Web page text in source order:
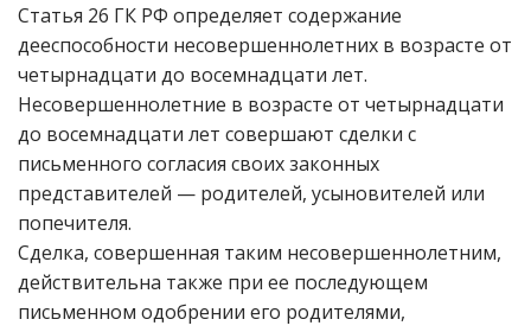
Статья 26 ГК РФ определяет содержание
дееспособности несовершеннолетних в возрасте от
четырнадцати до восемнадцати лет.
Несовершеннолетние в возрасте от четырнадцати
до восемнадцати лет совершают сделки с
письменного согласия своих законных
представителей — родителей, усыновителей или
попечителя.
Сделка, совершенная таким несовершеннолетним,
действительна также при ее последующем
письменном одобрении его родителями,